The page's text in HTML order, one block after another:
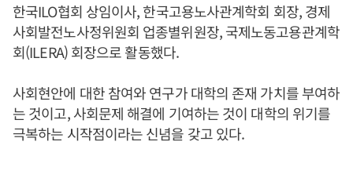
한국ILO협회 상임이사, 한국고용노사관계학회 회장, 경제
사회발전노사정위원회 업종별위원장, 국제노동고용관계학
회(ILERA) 회장으로 활동했다.
사회현안에 대한 참여와 연구가 대학의 존재 가치를 부여하
는 것이고, 사회문제 해결에 기여하는 것이 대학의 위기를
극복하는 시작점이라는 신념을 갖고 있다.